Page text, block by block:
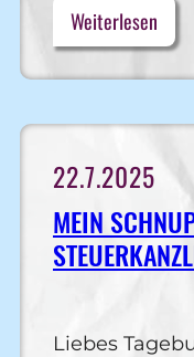
Weiterlesen
22.7.2025
MEIN
Liebes